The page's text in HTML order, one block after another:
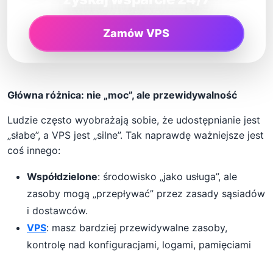
Zamów VPS
Główna różnica: nie „moc”, ale przewidywalność
Ludzie często wyobrażają sobie, że udostępnianie jest
„słabe”, a VPS jest „silne”. Tak naprawdę ważniejsze jest
coś innego:
Współdzielone: środowisko „jako usługa”, ale
zasoby mogą „przepływać” przez zasady sąsiadów
i dostawców.
VPS: masz bardziej przewidywalne zasoby,
kontrolę nad konfiguracjami, logami, pamięciami